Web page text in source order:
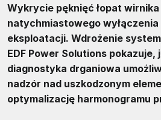
Wykrycie pęknięć łopat
natychmiastowego
eksploatacji. Wdrożenie
EDF Power Solutions
diagnostyka drganiowa
nadzór nad uszkodzonym
optymalizację harmonogramu